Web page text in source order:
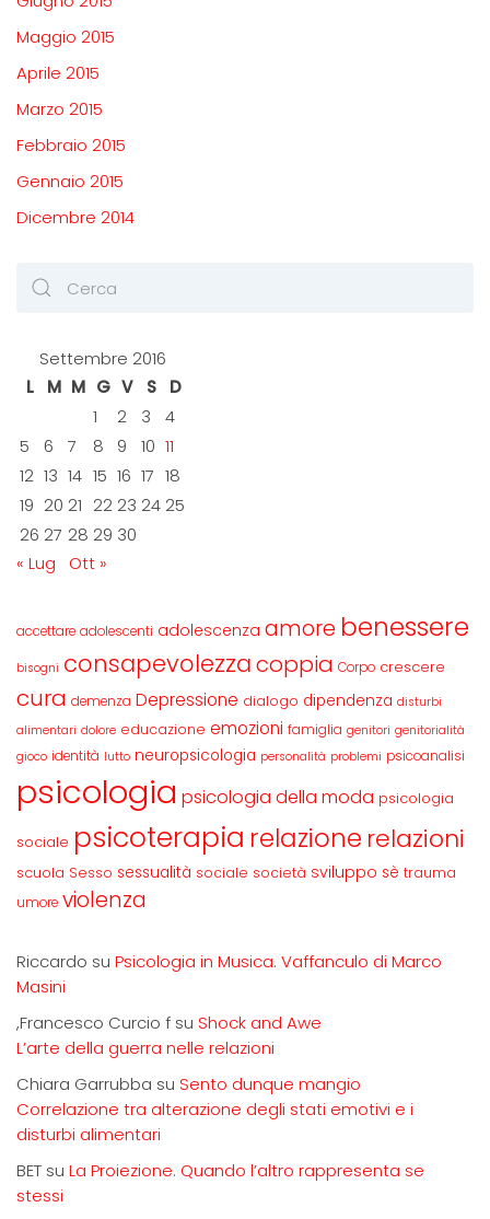
Maggio 2015
Aprile 2015
Marzo 2015
Febbraio 2015
Gennaio 2015
Dicembre 2014
Settembre 2016
L
M M G V S
D
1
2 3
4
5
6 7 8 9 10 11
12 13 14 15 16 17 18
19 20 21 22 23 24 25
26 27 28 29 30
« Lug
Ott »
accettare adolescenti adolescenza amore benessere
bisogni consapevolezzacoppia Corpo crescere
cura demenza Depressione dialogo dipendenza disturbi
alimentari dolore educazione emozioni famiglia genitori genitorialità
gioco identità lutto neuropsicologia personalità problemi psicoanalisi
psicologia psicologia della moda psicologia
sociale psicoterapia relazione relazioni
scuola Sesso sessualità sociale società sviluppo sè trauma
umore violenza
Riccardo su Psicologia in Musica. Vaffanculo di Marco
Masini
,Francesco Curcio f su Shock and Awe
L’arte della guerra nelle relazioni
Chiara Garrubba su Sento dunque mangio
Correlazione tra alterazione degli stati emotivi e i
disturbi alimentari
BET su La Proiezione. Quando l’altro rappresenta se
stessi